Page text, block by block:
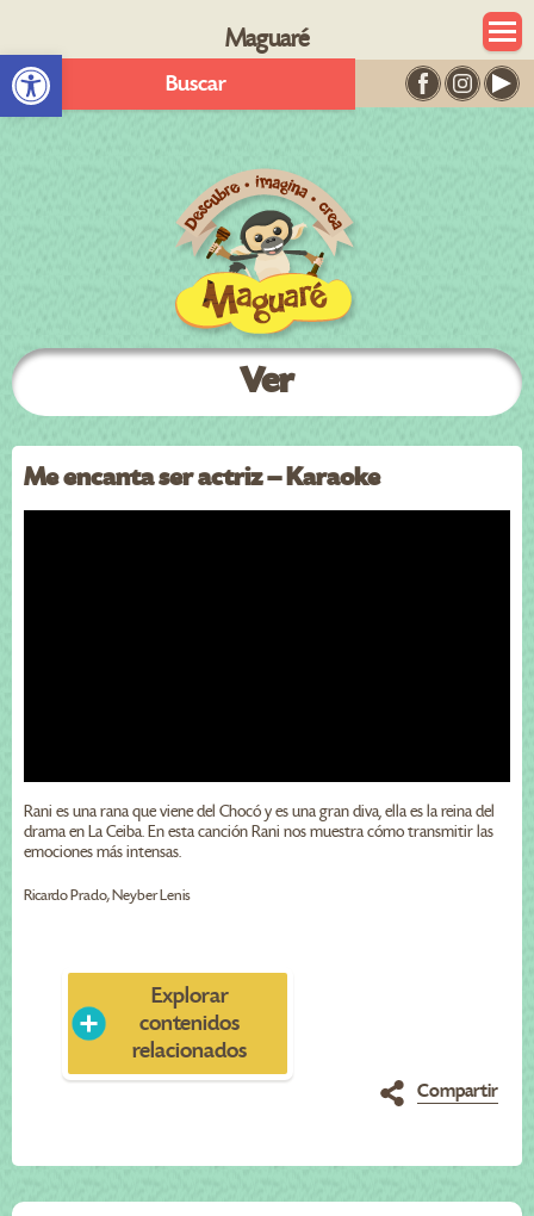
Abrir barra de herramientas
Maguaré
Buscar
Ver
Me encanta ser actriz – Karaoke
Rani es una rana que viene del Chocó y es una gran diva, ella es la reina del
drama en La Ceiba. En esta canción Rani nos muestra cómo transmitir las
emociones más intensas.
Ricardo Prado, Neyber Lenis
Explorar
contenidos
relacionados
Compartir